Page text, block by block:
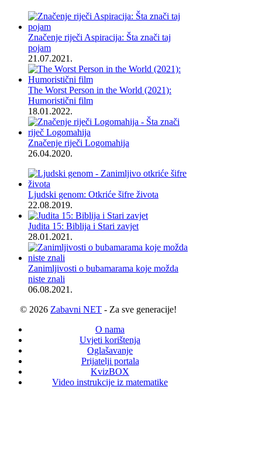
Značenje riječi Aspiracija: Šta znači taj
pojam
21.07.2021.
The Worst Person in the World (2021):
Humoristični film
18.01.2022.
Značenje riječi Logomahija
26.04.2020.
Ljudski genom: Otkriće šifre života
22.08.2019.
Judita 15: Biblija i Stari zavjet
28.01.2021.
Zanimljivosti o bubamarama koje možda
niste znali
06.08.2021.
© 2026 Zabavni NET - Za sve generacije!
O nama
Uvjeti korištenja
Oglašavanje
Prijatelji portala
KvizBOX
Video instrukcije iz matematike